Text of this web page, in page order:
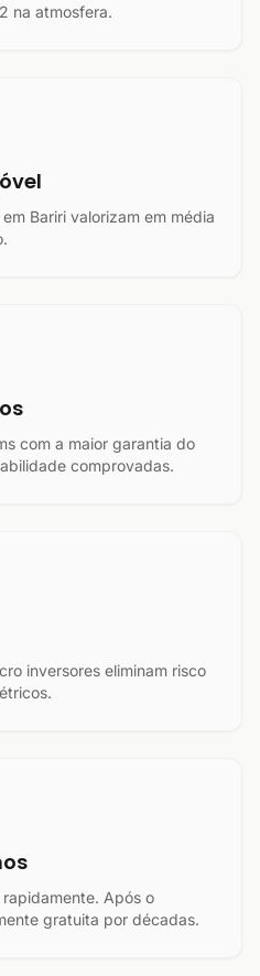
na atmosfera.
Bariri valorizam em média
com a maior garantia do
comprovadas.
inversores eliminam risco
Após o
gratuita por décadas.